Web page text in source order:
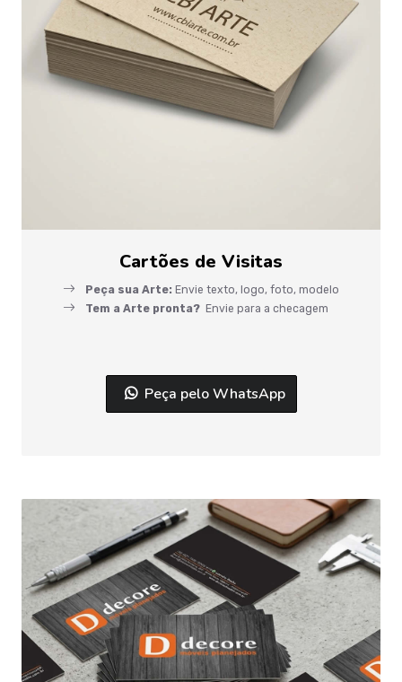
Cartões de Visitas
Peça sua Arte: Envie texto, logo, foto, modelo
Tem a Arte pronta? Envie para a checagem
Peça pelo WhatsApp